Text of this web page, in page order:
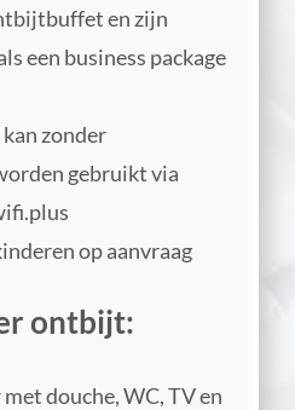
en zijn
een business package
zonder
gebruikt via
op aanvraag
ontbijt:
douche, WC, TV en